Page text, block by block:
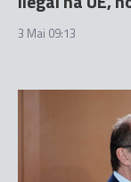
3 Mai 09:13